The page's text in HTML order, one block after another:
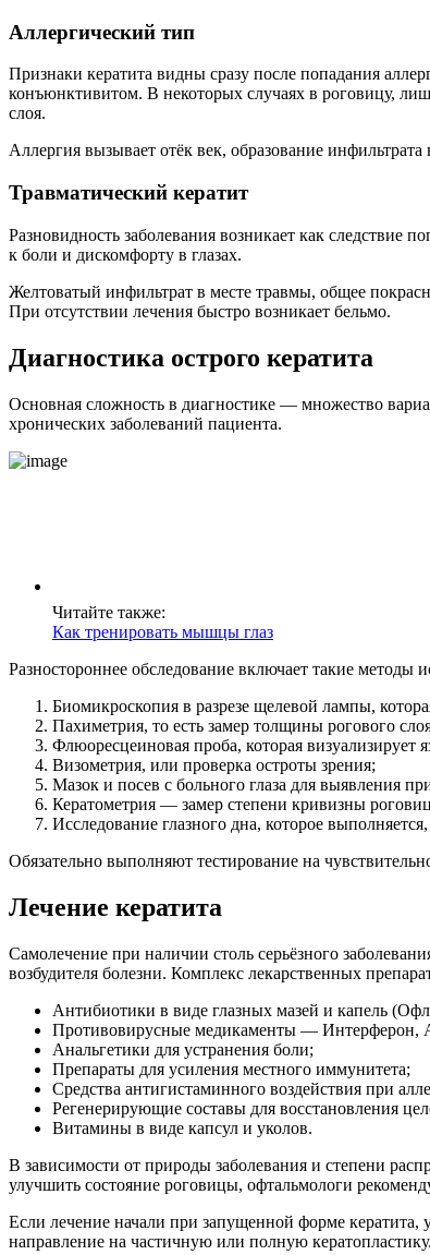
Аллергический тип
Признаки кератита видны сразу после попадания
конъюнктивитом. В некоторых случаях в роговицу,
слоя.
Аллергия вызывает отёк век, образование инфильтрата
Травматический кератит
Разновидность заболевания возникает как следствие
к боли и дискомфорту в глазах.
Желтоватый инфильтрат в месте травмы, общее
При отсутствии лечения быстро возникает бельмо.
Диагностика острого кератита
Основная сложность в диагностике — множество
хронических заболеваний пациента.
Читайте также:
Как тренировать мышцы глаз
Разностороннее обследование включает такие методы
Биомикроскопия в разрезе щелевой лампы,
Пахиметрия, то есть замер толщины рогового
Флюоресцеиновая проба, которая визуализирует
Визометрия, или проверка остроты зрения;
Мазок и посев с больного глаза для выявления
Кератометрия — замер степени кривизны
Исследование глазного дна, которое
Обязательно выполняют тестирование на
Лечение кератита
Самолечение при наличии столь серьёзного
возбудителя болезни. Комплекс лекарственных
Антибиотики в виде глазных мазей и капель
Противовирусные медикаменты — Интерферон,
Анальгетики для устранения боли;
Препараты для усиления местного иммунитета;
Средства антигистаминного воздействия при
Регенерирующие составы для восстановления
Витамины в виде капсул и уколов.
В зависимости от природы заболевания и степени
улучшить состояние роговицы, офтальмологи
Если лечение начали при запущенной форме
направление на частичную или полную кератопластику.